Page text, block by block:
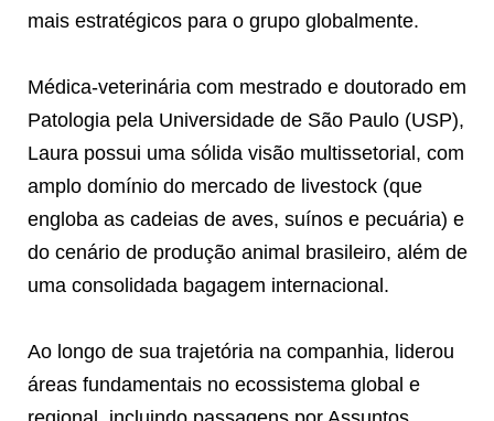
mais estratégicos para o grupo globalmente.
Médica-veterinária com mestrado e doutorado em
Patologia pela Universidade de São Paulo (USP),
Laura possui uma sólida visão multissetorial, com
amplo domínio do mercado de livestock (que
engloba as cadeias de aves, suínos e pecuária) e
do cenário de produção animal brasileiro, além de
uma consolidada bagagem internacional.
Ao longo de sua trajetória na companhia, liderou
áreas fundamentais no ecossistema global e